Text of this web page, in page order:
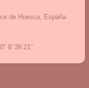
de Huesca, España
8' 39.21"